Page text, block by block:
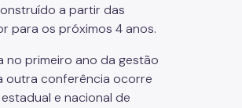
a partir das
para os próximos 4 anos.
no primeiro ano da gestão
outra conferência ocorre
e nacional de